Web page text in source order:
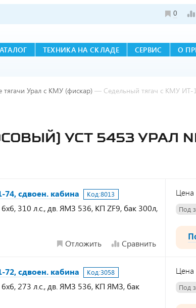
0
ТЕХНИКА НА СКЛАДЕ СЕРВИС О
тягачи Урал с КМУ (фискар) — Седельный тягач с КМУ ИТ-
УСТ 5453 УРАЛ
74, сдвоен. кабина Код:8013
310 л.с., дв. ЯМЗ 536, КП ZF9, бак 300л,
Отложить Сравнить
Цена
Под
72, сдвоен. кабина Код:3058
273 л.с., дв. ЯМЗ 536, КП ЯМЗ, бак
Цена
Под